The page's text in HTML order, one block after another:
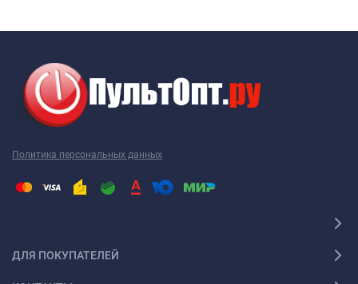
Политика персональных данных
ДЛЯ ПОКУПАТЕЛЕЙ